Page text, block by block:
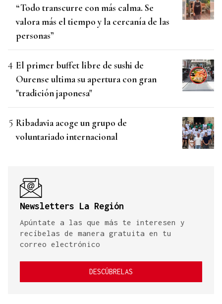
“Todo transcurre con más calma. Se
valora más el tiempo y la cercanía de las
personas”
El primer buffet libre de sushi de
Ourense ultima su apertura con gran
"tradición japonesa"
Ribadavia acoge un grupo de
voluntariado internacional
Newsletters La Región
Apúntate a las que más te interesen y
recíbelas de manera gratuita en tu
correo electrónico
DESCÚBRELAS